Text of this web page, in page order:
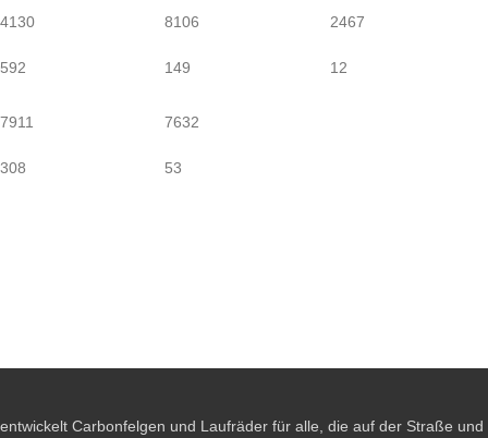
4130
592
8106
149
2467
12
7911
308
7632
53
entwickelt Carbonfelgen und Laufräder für alle, die auf der Straße und